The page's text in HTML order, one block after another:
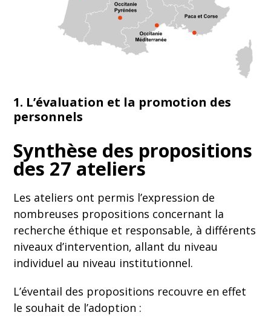
1. L’évaluation et la promotion des
personnels
Synthèse des propositions
des 27 ateliers
Les ateliers ont permis l’expression de
nombreuses propositions concernant la
recherche éthique et responsable, à différents
niveaux d’intervention, allant du niveau
individuel au niveau institutionnel.
L’éventail des propositions recouvre en effet
le souhait de l’adoption :